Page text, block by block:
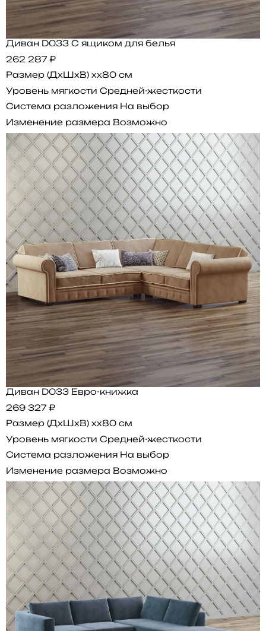
Диван D033 С ящиком для белья
262 287 ₽
Размер (ДхШхВ) xx80 см
Уровень мягкости Средней-жесткости
Система разложения На выбор
Изменение размера Возможно
Диван D033 Евро-книжка
269 327 ₽
Размер (ДхШхВ) xx80 см
Уровень мягкости Средней-жесткости
Система разложения На выбор
Изменение размера Возможно